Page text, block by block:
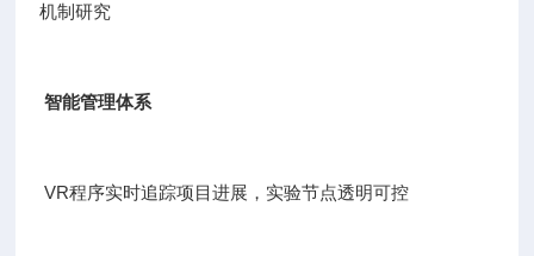
机制研究
智能管理体系
VR程序实时追踪项目进展，实验节点透明可控